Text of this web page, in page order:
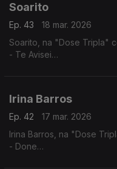
Soarito
Ep. 43
18 mar. 2026
Soarito, na "Dose Tripla"
- Te Avisei
Irina Barros
Ep. 42
17 mar. 2026
Irina Barros, na "Dose
- Done